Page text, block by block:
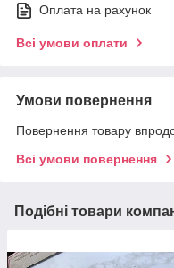
Оплата на рахунок
Всі умови оплати
Умови повернення
Повернення товару
Всі умови повернення
Подібні товари